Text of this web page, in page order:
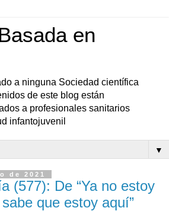
en
a ninguna Sociedad científica
de este blog están
a profesionales sanitarios
infantojuvenil
▼
de 2021
(577): De “Ya no estoy
que estoy aquí”